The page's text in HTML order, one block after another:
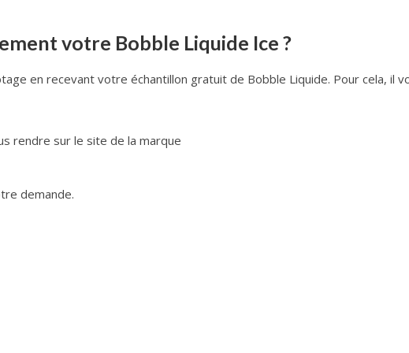
votre Bobble Liquide Ice ?
en recevant votre échantillon gratuit de Bobble Liquide. Pour cela, il
rendre sur le site de la marque
demande.